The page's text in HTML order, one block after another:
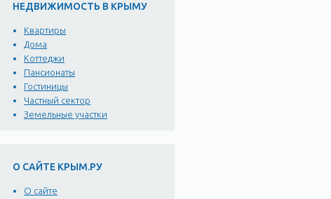
НЕДВИЖИМОСТЬ В КРЫМУ
Квартиры
Дома
Коттеджи
Пансионаты
Гостиницы
Частный сектор
Земельные участки
О САЙТЕ КРЫМ.РУ
О сайте